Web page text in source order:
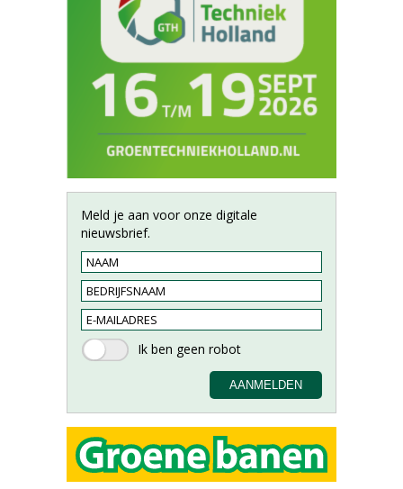
Meld je aan voor onze digitale
nieuwsbrief.